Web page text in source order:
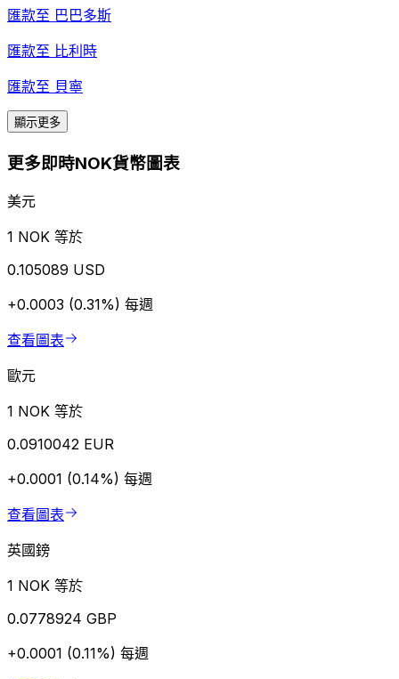
匯款至 巴巴多斯
匯款至 比利時
匯款至 貝寧
顯示更多
更多即時NOK貨幣圖表
美元
1 NOK 等於
0.105089 USD
+0.0003 (0.31%) 每週
查看圖表
歐元
1 NOK 等於
0.0910042 EUR
+0.0001 (0.14%) 每週
查看圖表
英國鎊
1 NOK 等於
0.0778924 GBP
+0.0001 (0.11%) 每週